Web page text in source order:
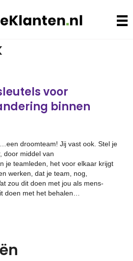
voor
binnen
droomteam! Jij vast ook. Stel je
door middel van
je teamleden, het voor elkaar krijgt
werken, dat je team, nog,
zou dit doen met jou als mens-
doen met het behalen…
sleutels voor gedragsverandering